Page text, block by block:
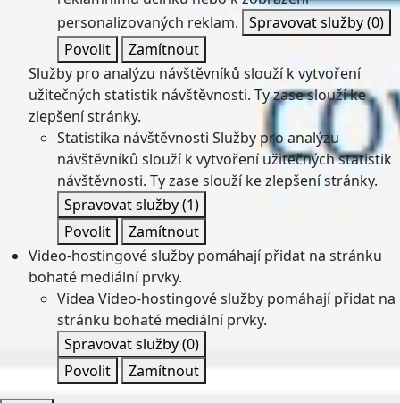
personalizovaných reklam. Spravovat služby(0)
Povolit
Zamítnout
Služby pro analýzu návštěvníků slouží k vytvoření
užitečných statistik návštěvnosti. Ty zase slouží ke
zlepšení stránky.
Statistika návštěvnosti Služby pro analýzu
návštěvníků slouží k vytvoření užitečných statistik
návštěvnosti. Ty zase slouží ke zlepšení stránky.
Spravovat služby(1)
Povolit
Zamítnout
Video-hostingové služby pomáhají přidat na stránku
bohaté mediální prvky.
Videa Video-hostingové služby pomáhají přidat na
stránku bohaté mediální prvky.
Spravovat služby(0)
Povolit
Zamítnout